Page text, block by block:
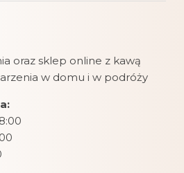
oraz sklep online z kawą
w domu i w podróży